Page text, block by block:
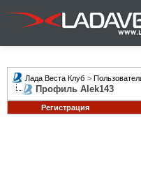
Лада Веста Клуб >
Профиль Alek143
Регистрация